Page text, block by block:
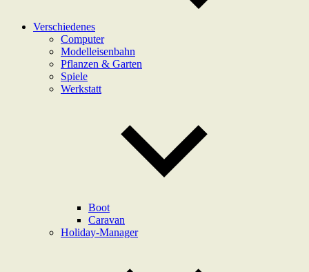
Verschiedenes
Computer
Modelleisenbahn
Pflanzen & Garten
Spiele
Werkstatt
Boot
Caravan
Holiday-Manager